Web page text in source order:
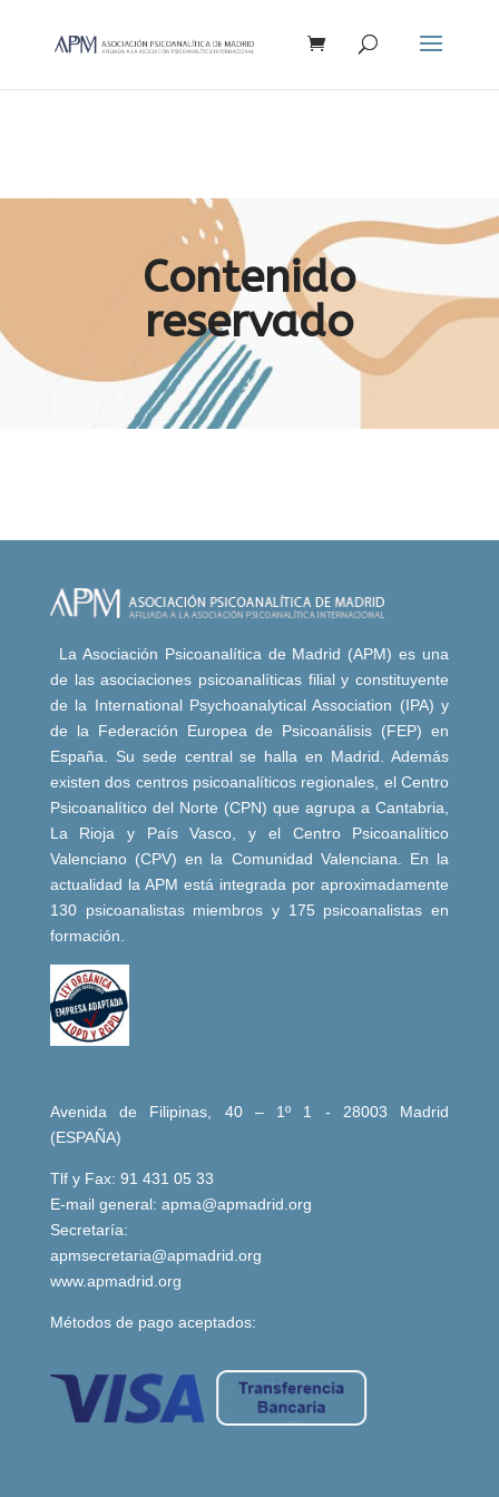
productos
Contenido
reservado
La Asociación Psicoanalítica de Madrid (APM) es una
de las asociaciones psicoanalíticas filial y constituyente
de la International Psychoanalytical Association (IPA) y
de la Federación Europea de Psicoanálisis (FEP) en
España. Su sede central se halla en Madrid. Además
existen dos centros psicoanalíticos regionales, el Centro
Psicoanalítico del Norte (CPN) que agrupa a Cantabria,
La Rioja y País Vasco, y el Centro Psicoanalítico
Valenciano (CPV) en la Comunidad Valenciana. En la
actualidad la APM está integrada por aproximadamente
130 psicoanalistas miembros y 175 psicoanalistas en
formación.
Avenida de Filipinas, 40 – 1º 1 - 28003 Madrid
(ESPAÑA)
Tlf y Fax: 91 431 05 33
E-mail general: apma@apmadrid.org
Secretaría:
apmsecretaria@apmadrid.org
www.apmadrid.org
Métodos de pago aceptados: